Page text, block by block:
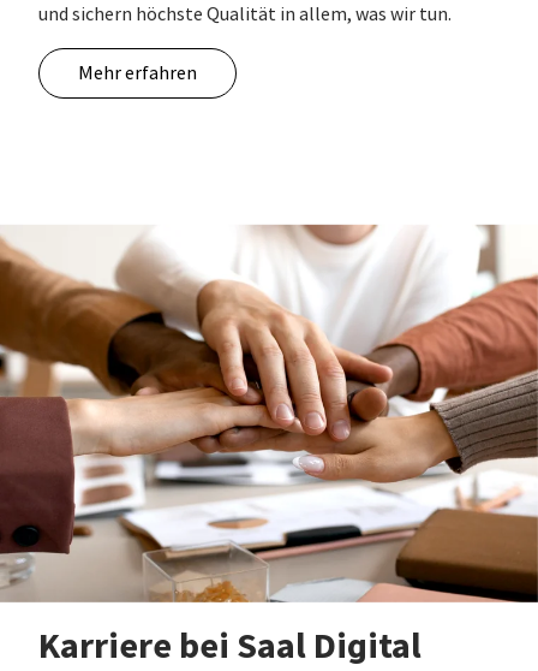
und sichern höchste Qualität in allem, was wir tun.
Mehr erfahren
Karriere bei Saal Digital